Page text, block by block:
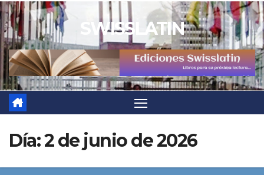
Saltar
al
contenido
SWISSLATIN
Día:2 de junio de 2026